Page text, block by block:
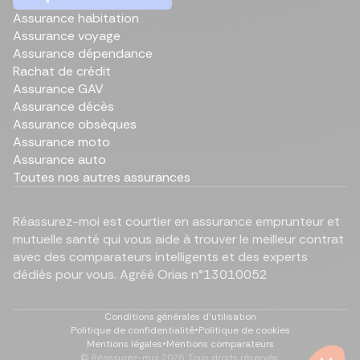
Assurance habitation
Assurance voyage
Assurance dépendance
Rachat de crédit
Assurance GAV
Assurance décès
Assurance obsèques
Assurance moto
Assurance auto
Toutes nos autres assurances
Réassurez-moi est courtier en assurance emprunteur et
mutuelle santé qui vous aide à trouver le meilleur contrat
avec des comparateurs intelligents et des experts
dédiés pour vous. Agréé Orias n°13010052
Conditions générales d'utilisation
Politique de confidentialité•Politique de cookies
Mentions légales•Mentions comparateurs